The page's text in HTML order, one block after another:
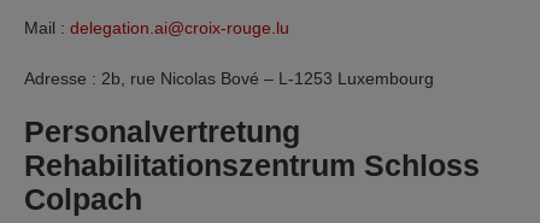
Mail : delegation.ai@croix-rouge.lu
Adresse : 2b, rue Nicolas Bové – L-1253 Luxembourg
Personalvertretung
Rehabilitationszentrum Schloss
Colpach